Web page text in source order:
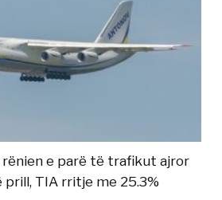
e parë të trafikut ajror
prill, TIA rritje me 25.3%